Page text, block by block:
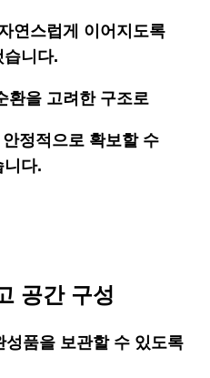
연스럽게 이어지도록
습니다.
환을 고려한 구조로
정적으로 확보할 수
니다.
공간 구성
품을 보관할 수 있도록